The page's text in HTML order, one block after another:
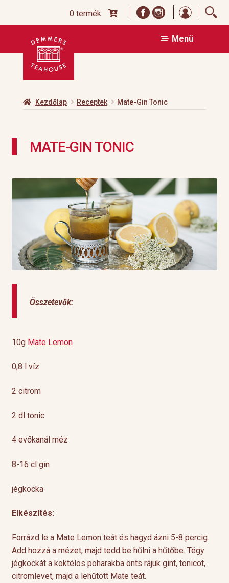
0 termék
Ugrás
navigációhoz
Kilépés
tartalomba
Menü
Kezdőlap Receptek Mate-Gin Tonic
MATE-GIN TONIC
Összetevők:
10g Mate Lemon
0,8 l víz
2 citrom
2 dl tonic
4 evőkanál méz
8-16 cl gin
jégkocka
Elkészítés:
Forrázd le a Mate Lemon teát és hagyd ázni 5-8 percig.
Add hozzá a mézet, majd tedd be hűlni a hűtőbe. Tégy
jégkockát a koktélos poharakba önts rájuk gint, tonicot,
citromlevet, majd a lehűtött Mate teát.